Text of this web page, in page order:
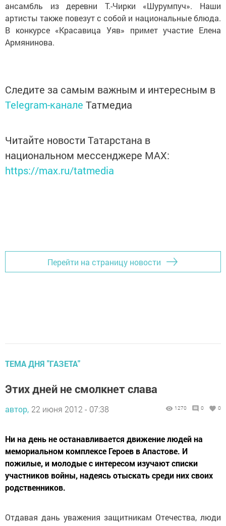
ансамбль из деревни Т.-Чирки «Шурумпуч». Наши
артисты также повезут с собой и национальные блюда.
В конкурсе «Красавица Уяв» примет участие Елена
Армянинова.
Следите за самым важным и интересным в
Telegram-канале Татмедиа
Читайте новости Татарстана в
национальном мессенджере MАХ:
https://max.ru/tatmedia
Перейти на страницу новости
ТЕМА ДНЯ "ГАЗЕТА"
Этих дней не смолкнет слава
автор, 22 июня 2012 - 07:38 1270 0 0
Ни на день не останавливается движение людей на
мемориальном комплексе Героев в Апастове. И
пожилые, и молодые с интересом изучают списки
участников войны, надеясь отыскать среди них своих
родственников.
Отдавая дань уважения защитникам Отечества, лю­ди